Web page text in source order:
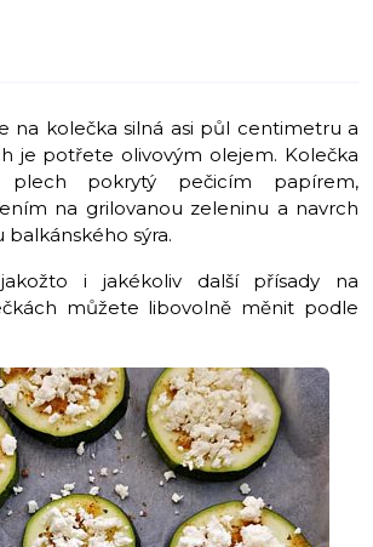
na kolečka silná asi půl centimetru a
je potřete olivovým olejem. Kolečka
plech pokrytý pečicím papírem,
na grilovanou zeleninu a navrch
sýra.
i jakékoliv další přísady na
můžete libovolně měnit podle